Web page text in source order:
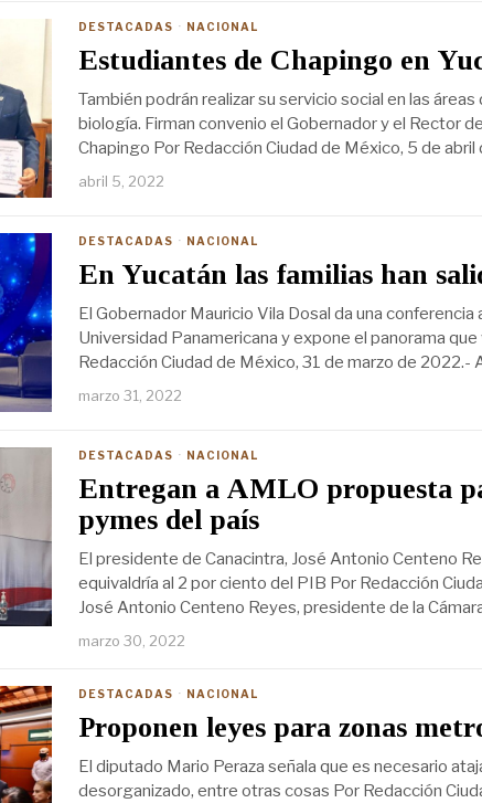
DESTACADAS · NACIONAL
Estudiantes de Chapingo en
También podrán realizar su servicio social en las
biología. Firman convenio el Gobernador y el Rector
Chapingo Por Redacción Ciudad de México, 5 de
abril 5, 2022
DESTACADAS · NACIONAL
En Yucatán las familias han
El Gobernador Mauricio Vila Dosal da una
Universidad Panamericana y expone el panorama
Redacción Ciudad de México, 31 de marzo de
marzo 31, 2022
DESTACADAS · NACIONAL
Entregan a AMLO propuesta
pymes del país
El presidente de Canacintra, José Antonio Centeno
equivaldría al 2 por ciento del PIB Por Redacción
José Antonio Centeno Reyes, presidente de la
marzo 30, 2022
DESTACADAS · NACIONAL
Proponen leyes para zonas
El diputado Mario Peraza señala que es necesario
desorganizado, entre otras cosas Por Redacción